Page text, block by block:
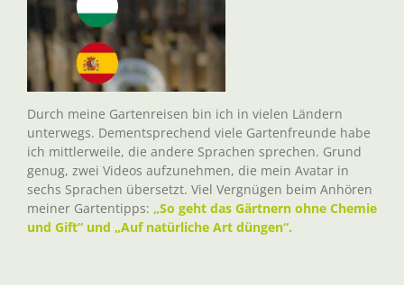
Durch meine Gartenreisen bin ich in vielen Ländern
unterwegs. Dementsprechend viele Gartenfreunde habe
ich mittlerweile, die andere Sprachen sprechen. Grund
genug, zwei Videos aufzunehmen, die mein Avatar in
sechs Sprachen übersetzt. Viel Vergnügen beim Anhören
meiner Gartentipps: „So geht das Gärtnern ohne Chemie
und Gift“ und „Auf natürliche Art düngen“.